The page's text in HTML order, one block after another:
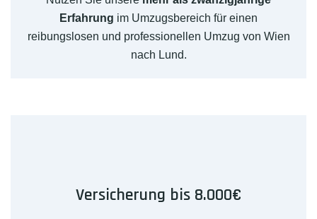
Erfahrung im Umzugsbereich für einen
reibungslosen und professionellen Umzug von Wien
nach Lund.
Versicherung bis 8.000€